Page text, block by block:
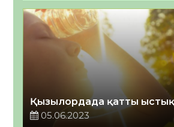
Қызылордада қатты
05.06.2023